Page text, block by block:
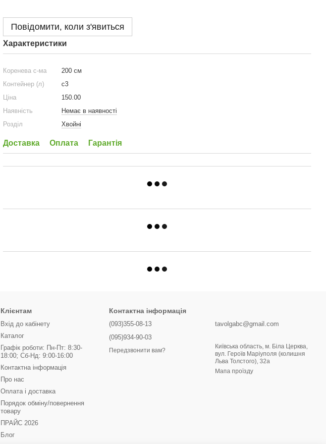
Повідомити, коли з'явиться
Характеристики
Коренева с-ма
200 см
Контейнер (л)
с3
Ціна
150.00
Наявність
Немає в наявності
Розділ
Хвойні
Доставка Оплата Гарантія
Клієнтам
Вхід до кабінету
Каталог
Графік роботи: Пн-Пт: 8:30-
18:00; Сб-Нд: 9:00-16:00
Контактна інформація
Про нас
Оплата і доставка
Порядок обміну/повернення
товару
ПРАЙС 2026
Блог
Контактна інформація
(093)355-08-13
(095)934-90-03
Передзвонити вам?
tavolgabc@gmail.com
Київська область, м. Біла Церква,
вул. Героїв Маріуполя (колишня
Льва Толстого), 32a
Мапа проїзду